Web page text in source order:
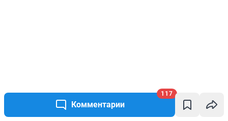
Комментарии
117